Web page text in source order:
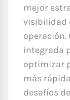
mejor
visibilidad
operación.
integrada
optimizar
más
desafíos